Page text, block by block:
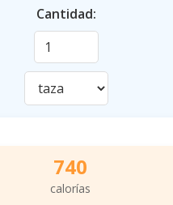
Cantidad:
740
calorías